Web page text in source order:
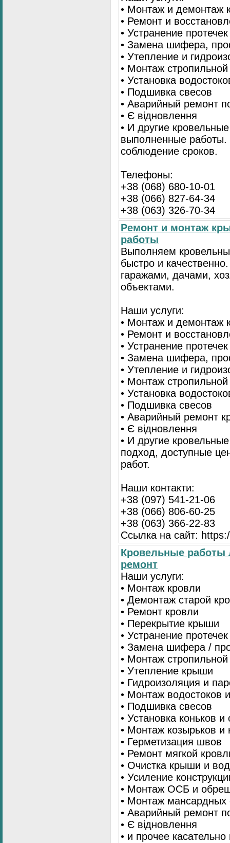
• Монтаж и демонтаж
• Ремонт и
• Устранение протечек
• Замена шифера,
• Утепление и
• Монтаж
• Установка
• Подшивка свесов
• Аварийный ремонт
• Є відновлення
• И другие
выполненные работы.
соблюдение сроков.
Телефоны:
+38 (068) 680-10-01
+38 (066) 827-64-34
+38 (063) 326-70-34
Ремонт и монтаж
работы
Выполняем
быстро и
гаражами, дачами,
объектами.
Наши услуги:
• Монтаж и демонтаж
• Ремонт и
• Устранение протечек
• Замена шифера,
• Утепление и
• Монтаж
• Установка
• Подшивка свесов
• Аварийный ремонт
• Є відновлення
• И другие
подход, доступные
работ.
Наши контакти:
+38 (097) 541-21-06
+38 (066) 806-60-25
+38 (063) 366-22-83
Ссылка на сайт:
Кровельные
ремонт
Наши услуги:
• Монтаж кровли
• Демонтаж старой
• Ремонт кровли
• Перекрытие крыши
• Устранение протечек
• Замена шифера /
• Монтаж
• Утепление крыши
• Гидроизоляция и
• Монтаж водостоков
• Подшивка свесов
• Установка коньков и
• Монтаж козырьков и
• Герметизация швов
• Ремонт мягкой
• Очистка крыши и
• Усиление
• Монтаж ОСБ и
• Монтаж мансардных
• Аварийный ремонт
• Є відновлення
• и прочее